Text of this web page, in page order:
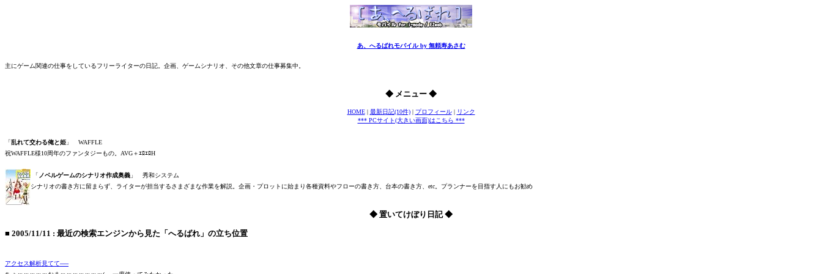
あ、へるばれモバイル by 無頼寿あさむ
主にゲーム関連の仕事をしているフリーライターの日記。企画、ゲームシナリオ、その他文章の仕事募集中。
◆ メニュー ◆
HOME| 最新日記(10件)| プロフィール| リンク
*** PCサイト(大きい画面)はこちら ***
「乱れて交わる俺と姫 」 WAFFLE
祝WAFFLE様10周年のファンタジーもの。AVG＋ｴﾛｴﾛH
「 ノベルゲームのシナリオ作成奥義 」 秀和システム
シナリオの書き方に留まらず、ライターが担当するさまざまな作業を解説。企画・プロットに始まり各種資料やフローの書き方、台本の書き方、etc。プランナーを目指す人にもお勧め
◆ 置いてけぼり日記 ◆
■ 2005/11/11 : 最近の検索エンジンから見た「へるばれ」の立ち位置
アクセス解析見てて──